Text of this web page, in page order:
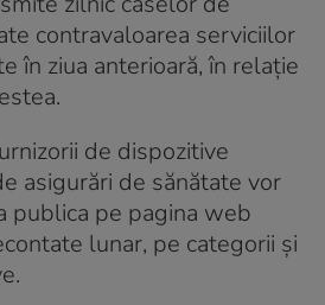
contravaloarea serviciilor
în ziua anterioară, în relație
de dispozitive
asigurări de sănătate vor
publica pe pagina web
lunar, pe categorii și